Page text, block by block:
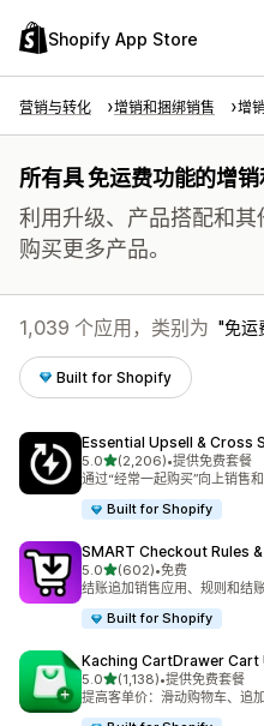
Shopify App Store
营销与转化 增销和捆绑销售 增
所有具 免运费功能的增
利用升级、产品搭配和
购买更多产品。
1,039 个应用，类别为 免运
Built for Shopify
Essential Upsell & Cross
5.0星（满分 5 星）
(2,206)
总共 2206 条评论
•提供免费套餐
通过“经常一起购买”向上销售
Built for Shopify
SMART Checkout Rules
5.0星（满分 5 星）
(602)
总共 602 条评论
•免费
结账追加销售应用、规则和结
Built for Shopify
Kaching CartDrawer Cart
5.0星（满分 5 星）
(1,138)
总共 1138 条评论
•提供免费套餐
提高客单价：滑动购物车、追